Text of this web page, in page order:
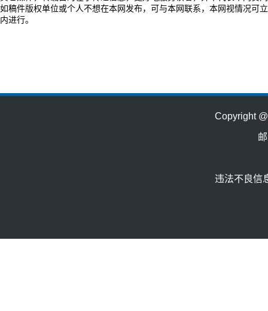
如稿件版权单位或个人不想在本网发布，可与本网联系，本网视情况可
内进行。
Copyright
违法不良信